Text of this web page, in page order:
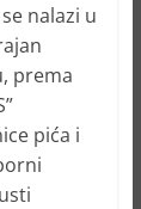
nalazi u
prema
pića i